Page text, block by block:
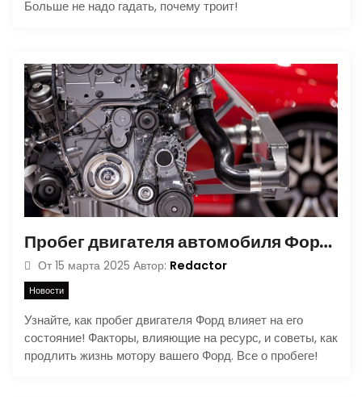
Больше не надо гадать, почему троит!
Пробег двигателя автомобиля Форд: Факторы, Влияние и Продление Жизни
От 15 марта 2025 Автор: Redactor
Новости
Узнайте, как пробег двигателя Форд влияет на его
состояние! Факторы, влияющие на ресурс, и советы, как
продлить жизнь мотору вашего Форд. Все о пробеге!